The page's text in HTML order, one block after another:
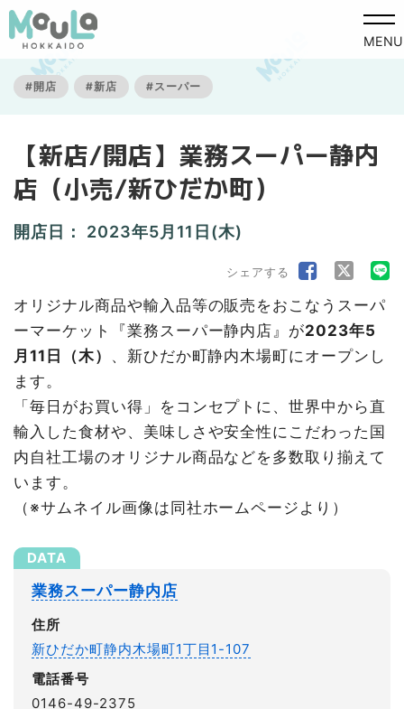
MENU
#開店 #新店 #スーパー
【新店/開店】業務スーパー静内
店（小売/新ひだか町）
開店日： 2023年5月11日(木)
シェアする
オリジナル商品や輸入品等の販売をおこなうスーパ
ーマーケット『業務スーパー静内店』が2023年5
月11日（木）
、新ひだか町静内木場町にオープンし
ます。
「毎日がお買い得」をコンセプトに、世界中から直
輸入した食材や、美味しさや安全性にこだわった国
内自社工場のオリジナル商品などを多数取り揃えて
います。
（※サムネイル画像は同社ホームページより）
業務スーパー静内店
住所
新ひだか町静内木場町1丁目1-107
電話番号
0146-49-2375